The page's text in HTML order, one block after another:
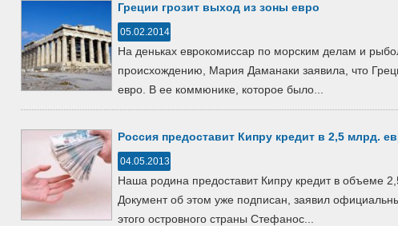
Греции грозит выход из зоны евро
05.02.2014
На деньках еврокомиссар по морским делам и
происхождению, Мария Даманаки заявила, что
евро. В ее коммюнике, которое было...
Россия предоставит Кипру кредит в 2,5 млрд.
04.05.2013
Наша родина предоставит Кипру кредит в объеме
Документ об этом уже подписан, заявил
этого островного страны Стефанос...